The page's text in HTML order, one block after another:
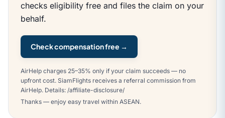
checks eligibility free and files the claim on your
behalf.
Check compensation free →
AirHelp charges 25–35% only if your claim succeeds — no
upfront cost. SiamFlights receives a referral commission from
AirHelp. Details: /affiliate-disclosure/
Thanks — enjoy easy travel within ASEAN.